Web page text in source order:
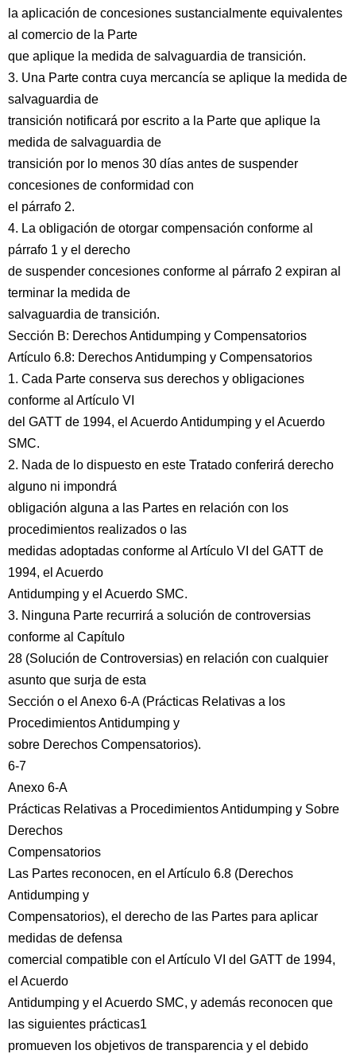
la aplicación de concesiones sustancialmente equivalentes
al comercio de la Parte
que aplique la medida de salvaguardia de transición.
3. Una Parte contra cuya mercancía se aplique la medida de
salvaguardia de
transición notificará por escrito a la Parte que aplique la
medida de salvaguardia de
transición por lo menos 30 días antes de suspender
concesiones de conformidad con
el párrafo 2.
4. La obligación de otorgar compensación conforme al
párrafo 1 y el derecho
de suspender concesiones conforme al párrafo 2 expiran al
terminar la medida de
salvaguardia de transición.
Sección B: Derechos Antidumping y Compensatorios
Artículo 6.8: Derechos Antidumping y Compensatorios
1. Cada Parte conserva sus derechos y obligaciones
conforme al Artículo VI
del GATT de 1994, el Acuerdo Antidumping y el Acuerdo
SMC.
2. Nada de lo dispuesto en este Tratado conferirá derecho
alguno ni impondrá
obligación alguna a las Partes en relación con los
procedimientos realizados o las
medidas adoptadas conforme al Artículo VI del GATT de
1994, el Acuerdo
Antidumping y el Acuerdo SMC.
3. Ninguna Parte recurrirá a solución de controversias
conforme al Capítulo
28 (Solución de Controversias) en relación con cualquier
asunto que surja de esta
Sección o el Anexo 6-A (Prácticas Relativas a los
Procedimientos Antidumping y
sobre Derechos Compensatorios).
6-7
Anexo 6-A
Prácticas Relativas a Procedimientos Antidumping y Sobre
Derechos
Compensatorios
Las Partes reconocen, en el Artículo 6.8 (Derechos
Antidumping y
Compensatorios), el derecho de las Partes para aplicar
medidas de defensa
comercial compatible con el Artículo VI del GATT de 1994,
el Acuerdo
Antidumping y el Acuerdo SMC, y además reconocen que
las siguientes prácticas1
promueven los objetivos de transparencia y el debido